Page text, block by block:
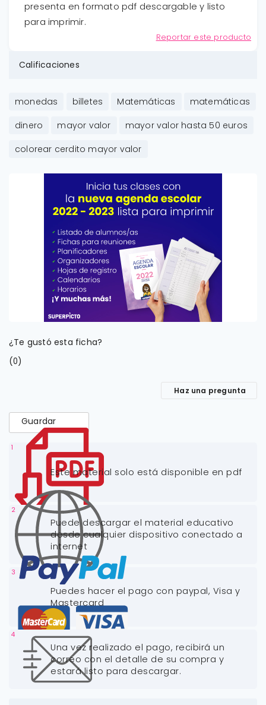
presenta en formato pdf descargable y listo
para imprimir.
Reportar este producto
Calificaciones
monedas billetes Matemáticas
matemáticas
dinero
mayor valor
mayor valor hasta 50 euros
colorear cerdito mayor valor
¿Te gustó esta ficha?
(0)
Haz una pregunta
Guardar
1
Este material solo está disponible en pdf
2
Puede descargar el material educativo
desde cualquier dispositivo conectado a
internet
3
Puedes hacer el pago con paypal, Visa y
Mastercard
4
Una vez realizado el pago, recibirá un
correo con el detalle de su compra y
estará listo para descargar.